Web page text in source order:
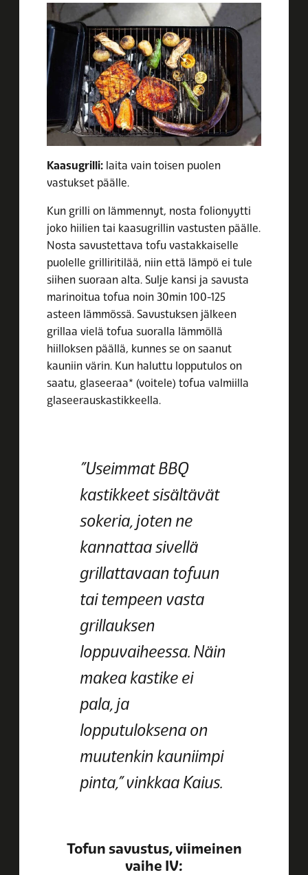
Kaasugrilli: laita vain toisen puolen
vastukset päälle.
Kun grilli on lämmennyt, nosta folionyytti
joko hiilien tai kaasugrillin vastusten päälle.
Nosta savustettava tofu vastakkaiselle
puolelle grilliritilää, niin että lämpö ei tule
siihen suoraan alta. Sulje kansi ja savusta
marinoitua tofua noin 30min 100-125
asteen lämmössä. Savustuksen jälkeen
grillaa vielä tofua suoralla lämmöllä
hiilloksen päällä, kunnes se on saanut
kauniin värin. Kun haluttu lopputulos on
saatu, glaseeraa* (voitele) tofua valmiilla
glaseerauskastikkeella.
”Useimmat BBQ
kastikkeet sisältävät
sokeria, joten ne
kannattaa sivellä
grillattavaan tofuun
tai tempeen vasta
grillauksen
loppuvaiheessa. Näin
makea kastike ei
pala, ja
lopputuloksena on
muutenkin kauniimpi
pinta,” vinkkaa Kaius.
Tofun savustus, viimeinen
vaihe IV: